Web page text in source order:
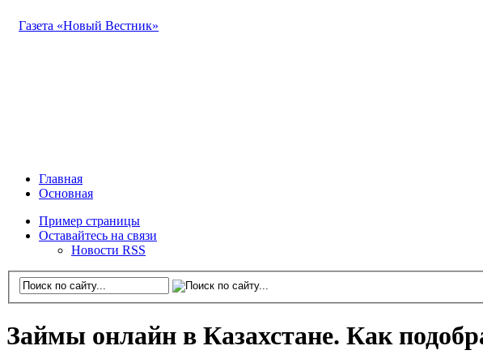
Газета «Новый Вестник»
Главная
Основная
Пример страницы
Оставайтесь на связи
Новости RSS
Займы онлайн в Казахстане. Как